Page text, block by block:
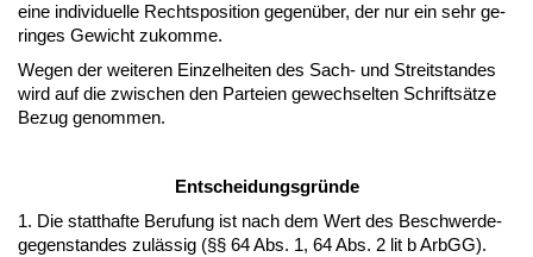
ei­ne in­di­vi­du­el­le Rechts­po­si­ti­on ge­genüber, der nur ein sehr ge­
rin­ges Ge­wicht zu­kom­me.
We­gen der wei­te­ren Ein­zel­hei­ten des Sach- und Streit­stan­des
wird auf die zwi­schen den Par­tei­en ge­wech­sel­ten Schriftsätze
Be­zug ge­nom­men.
Ent­schei­dungs­gründe
1. Die statt­haf­te Be­ru­fung ist nach dem Wert des Be­schwer­de­
ge­gen­stan­des zulässig (§§ 64 Abs. 1, 64 Abs. 2 lit b ArbGG).